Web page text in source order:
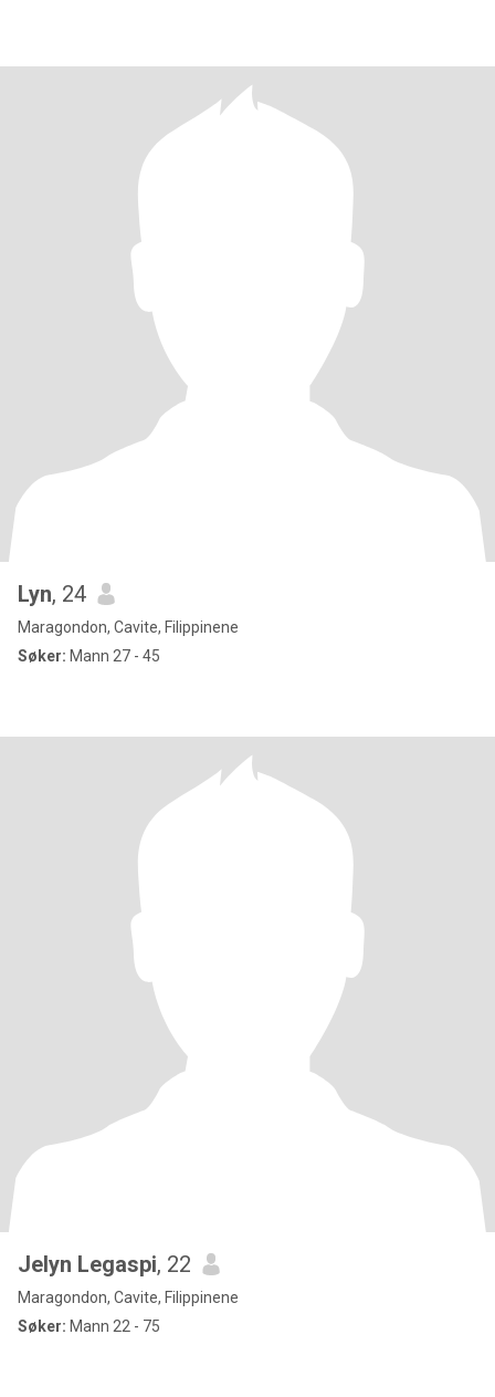
Lyn, 24
Maragondon, Cavite, Filippinene
Søker: Mann 27 - 45
Jelyn Legaspi, 22
Maragondon, Cavite, Filippinene
Søker: Mann 22 - 75